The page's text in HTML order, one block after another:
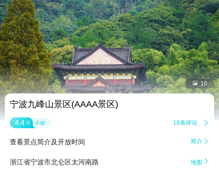
 10
宁波九峰山景区(AAAA景区)
4.4 分 不错 18条评论 
查看景点简介及开放时间 简介 
浙江省宁波市北仑区太河南路 地图 
